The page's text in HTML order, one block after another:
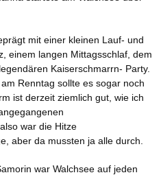
mit einer kleinen Lauf- und
einem langen Mittagsschlaf, dem
Kaiserschmarrn- Party.
Renntag sollte es sogar noch
ist derzeit ziemlich gut, wie ich
war die Hitze
aber da mussten ja alle durch.
war Walchsee auf jeden